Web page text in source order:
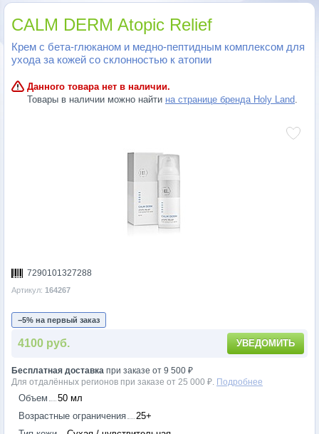
CALM DERM Atopic Relief
Крем с бета-глюканом и медно-пептидным комплексом для
ухода за кожей со склонностью к атопии
Данного товара нет в наличии.
Товары в наличии можно найти на странице бренда Holy Land.
7290101327288
Артикул: 164267
−5% на первый заказ
4100 руб. УВЕДОМИТЬ
Бесплатная доставка при заказе от 9 500 ₽
Для отдалённых регионов при заказе от 25 000 ₽. Подробнее
Объем
50 мл
Возрастные ограничения
25+